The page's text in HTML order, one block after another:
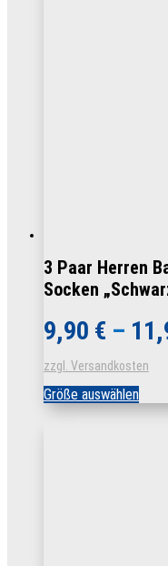
3 Paar Herren
Socken
9,90 € –
zzgl. Versandkosten
Größe auswählenDieses